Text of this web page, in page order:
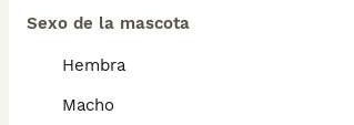
Sexo de la mascota
Hembra
Macho